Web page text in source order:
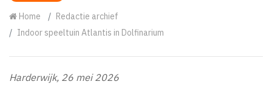
Home
Redactie archief
Indoor speeltuin Atlantis in Dolfinarium
Harderwijk, 26 mei 2026